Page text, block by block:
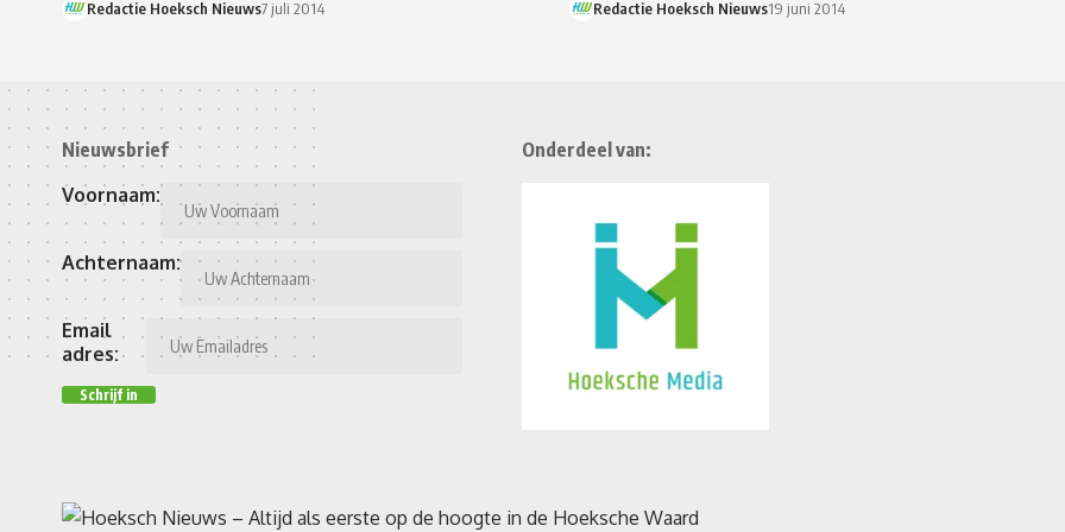
Redactie Hoeksch Nieuws7 juli 2014 Redactie Hoeksch Nieuws19 juni 2014
Nieuwsbrief
Voornaam:
Achternaam:
Email
adres:
Onderdeel van: